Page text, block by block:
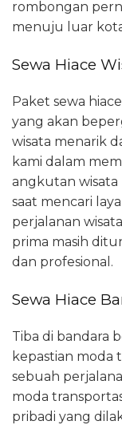
rombongan
menuju luar
Sewa Hiace
Paket sewa
yang akan
wisata menarik
kami dalam
angkutan wisata
saat mencari
perjalanan
prima masih
dan profesional.
Sewa Hiace
Tiba di bandara
kepastian moda
sebuah
moda
pribadi yang